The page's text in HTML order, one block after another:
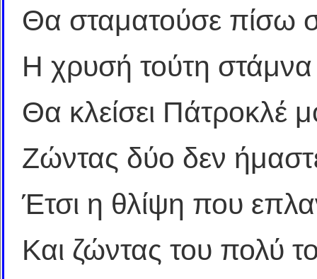
Θα σταματούσε πίσω
Η χρυσή τούτη
Θα κλείσει Πάτροκλέ
Ζώντας δύο δεν
Έτσι η θλίψη που
Και ζώντας του πολύ